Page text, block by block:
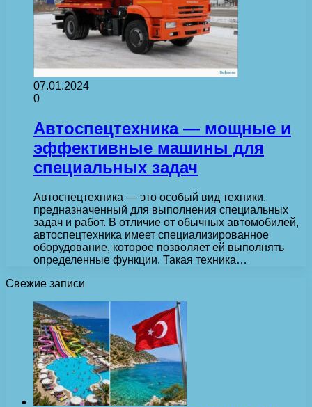
07.01.2024
0
Автоспецтехника — мощные и
эффективные машины для
специальных задач
Автоспецтехника — это особый вид техники,
предназначенный для выполнения специальных
задач и работ. В отличие от обычных автомобилей,
автоспецтехника имеет специализированное
оборудование, которое позволяет ей выполнять
определенные функции. Такая техника…
Свежие записи